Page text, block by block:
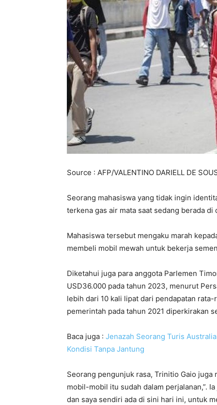
Source : AFP/VALENTINO DARIELL DE
Seorang mahasiswa yang tidak ingin
terkena gas air mata saat sedang berada
Mahasiswa tersebut mengaku marah
membeli mobil mewah untuk bekerja
Diketahui juga para anggota Parlemen
USD36.000 pada tahun 2023, menurut
lebih dari 10 kali lipat dari pendapatan
pemerintah pada tahun 2021 diperkirakan
Baca juga : Jenazah Seorang Turis
Kondisi Tanpa Jantung
Seorang pengunjuk rasa, Trinitio Gaio juga
mobil-mobil itu sudah dalam perjalanan,”.
dan saya sendiri ada di sini hari ini, untuk